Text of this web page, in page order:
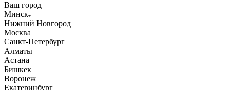
Ваш город
Минск
Нижний Новгород
Москва
Санкт-Петербург
Алматы
Астана
Бишкек
Воронеж
Екатеринбург